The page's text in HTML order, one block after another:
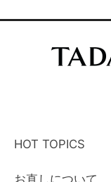
HOT TOPICS
お直しについて